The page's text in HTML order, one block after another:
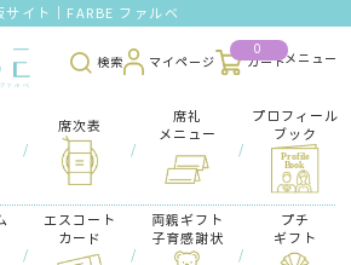
イト｜FARBE ファルベ
検索 マイページ
0
カート
/
席次表
/
席礼
メニュー
/
プロフィール
ブック
/
エスコート
カード
/
両親ギフト
子育感謝状
/
プチ
ギフト